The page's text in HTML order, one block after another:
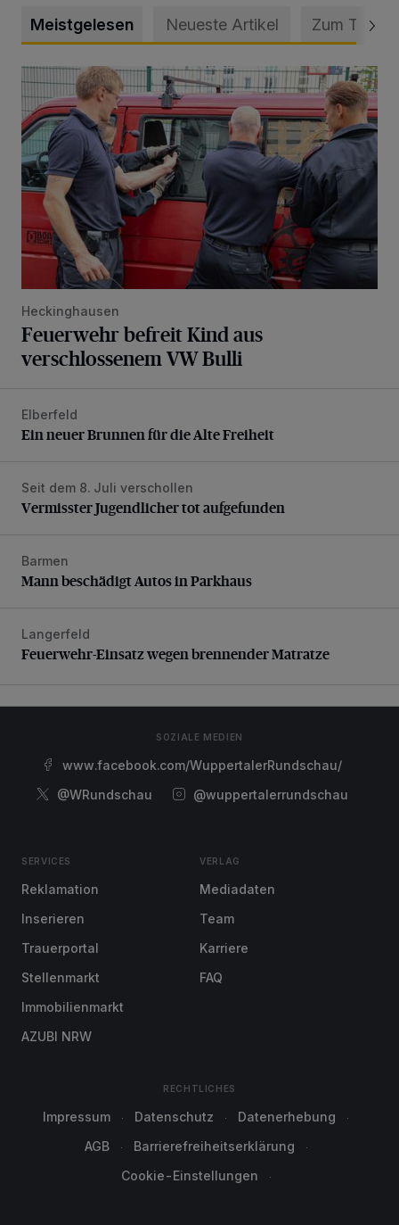
Meistgelesen Neueste Artikel Zum Thema
Feuerwehr befreit Kind aus verschlossenem VW Bulli
Heckinghausen
Feuerwehr befreit Kind aus
verschlossenem VW Bulli
Ein neuer Brunnen für die Alte Freiheit
Elberfeld
Ein neuer Brunnen für die Alte Freiheit
Vermisster Jugendlicher tot aufgefunden
Seit dem 8. Juli verschollen
Vermisster Jugendlicher tot aufgefunden
Mann beschädigt Autos in Parkhaus
Barmen
Mann beschädigt Autos in Parkhaus
Feuerwehr-Einsatz wegen brennender Matratze
Langerfeld
Feuerwehr-Einsatz wegen brennender Matratze
SOZIALE MEDIEN
www.facebook.com/WuppertalerRundschau/
@WRundschau
@wuppertalerrundschau
SERVICES
Reklamation
Inserieren
Trauerportal
Stellenmarkt
Immobilienmarkt
AZUBI NRW
VERLAG
Mediadaten
Team
Karriere
FAQ
RECHTLICHES
Impressum Datenschutz
Datenerhebung
AGB
Barrierefreiheitserklärung
Cookie-Einstellungen